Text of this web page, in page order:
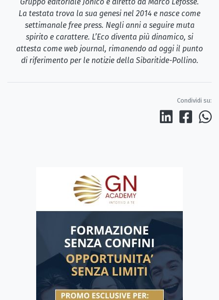
Gruppo editoriale Jonico e diretto da Marco Lefosse.
La testata trova la sua genesi nel 2014 e nasce come
settimanale free press. Negli anni a seguire muta
spirito e carattere. L’Eco diventa più dinamico, si
attesta come web journal, rimanendo ad oggi il punto
di riferimento per le notizie della Sibaritide-Pollino.
Condividi su: